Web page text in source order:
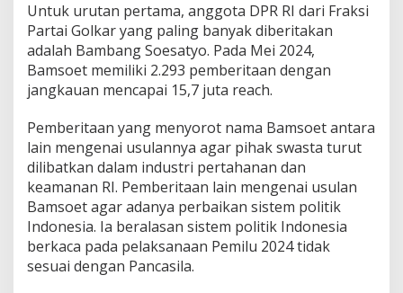
Untuk urutan pertama, anggota DPR RI dari Fraksi
Partai Golkar yang paling banyak diberitakan
adalah Bambang Soesatyo. Pada Mei 2024,
Bamsoet memiliki 2.293 pemberitaan dengan
jangkauan mencapai 15,7 juta reach.
Pemberitaan yang menyorot nama Bamsoet antara
lain mengenai usulannya agar pihak swasta turut
dilibatkan dalam industri pertahanan dan
keamanan RI. Pemberitaan lain mengenai usulan
Bamsoet agar adanya perbaikan sistem politik
Indonesia. Ia beralasan sistem politik Indonesia
berkaca pada pelaksanaan Pemilu 2024 tidak
sesuai dengan Pancasila.